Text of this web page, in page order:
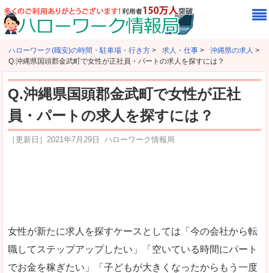
ハローワーク(職安)の時間・駐車場・行き方 > 求人・仕事 > 沖縄県の求人 >
Q.沖縄県国頭郡金武町で女性が正社員・パートの求人を探すには？
Q.沖縄県国頭郡金武町で女性が正社
員・パートの求人を探すには？
［更新日］ 2021年7月29日 ハローワーク情報局
女性が新たに求人を探すケースとしては「今の会社から転
職してステップアップしたい」「空いている時間にパート
でお金を稼ぎたい」「子どもが大きくなったからもう一度